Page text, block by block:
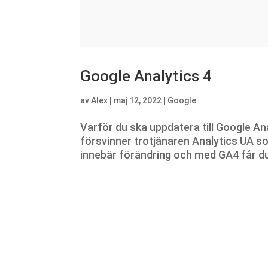
Google Analytics 4
avAlex maj 12, 2022 Google
Varför du ska uppdatera till Google
försvinner trotjänaren Analytics UA
innebär förändring och med GA4 får